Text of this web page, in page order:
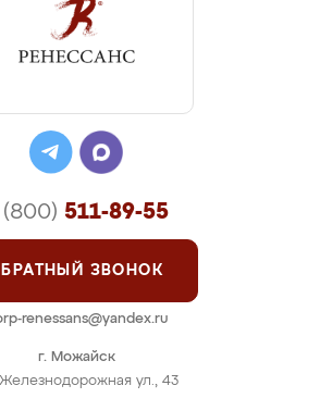
г. Можайск
ул., 43
511-89-55
ЗВОНОК
renessans@yandex.ru